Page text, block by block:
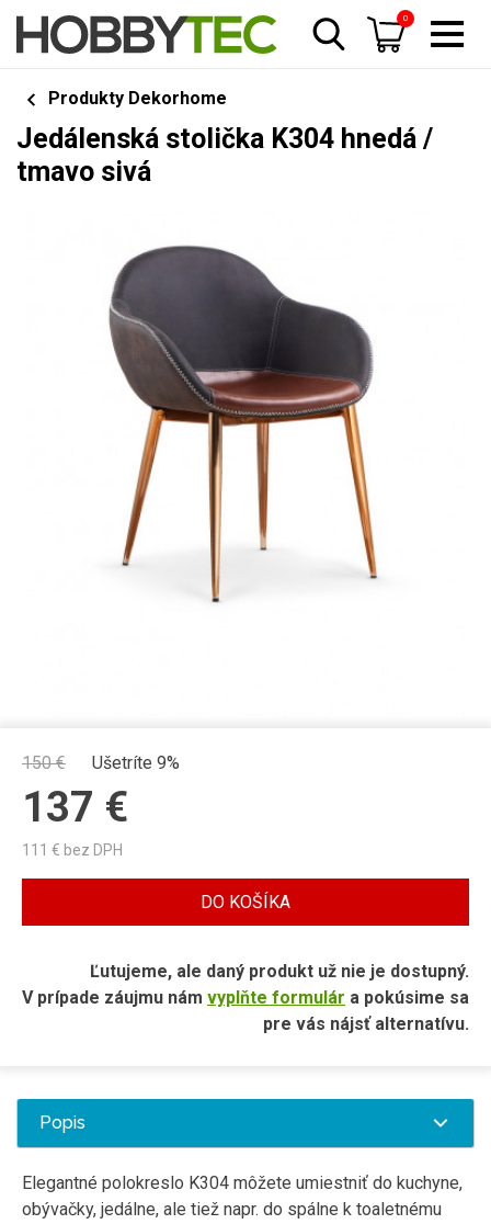
0
Produkty Dekorhome
Jedálenská stolička K304 hnedá /
tmavo sivá
150€ Ušetríte 9%
137 €
111 € bez DPH
DO KOŠÍKA
Ľutujeme, ale daný produkt už nie je dostupný.
V prípade záujmu nám vyplňte formulár a pokúsime sa
pre vás nájsť alternatívu.
Popis
Elegantné polokreslo K304 môžete umiestniť do kuchyne,
obývačky, jedálne, ale tiež napr. do spálne k toaletnému